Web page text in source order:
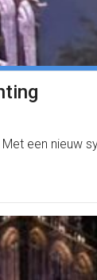
een nieuw